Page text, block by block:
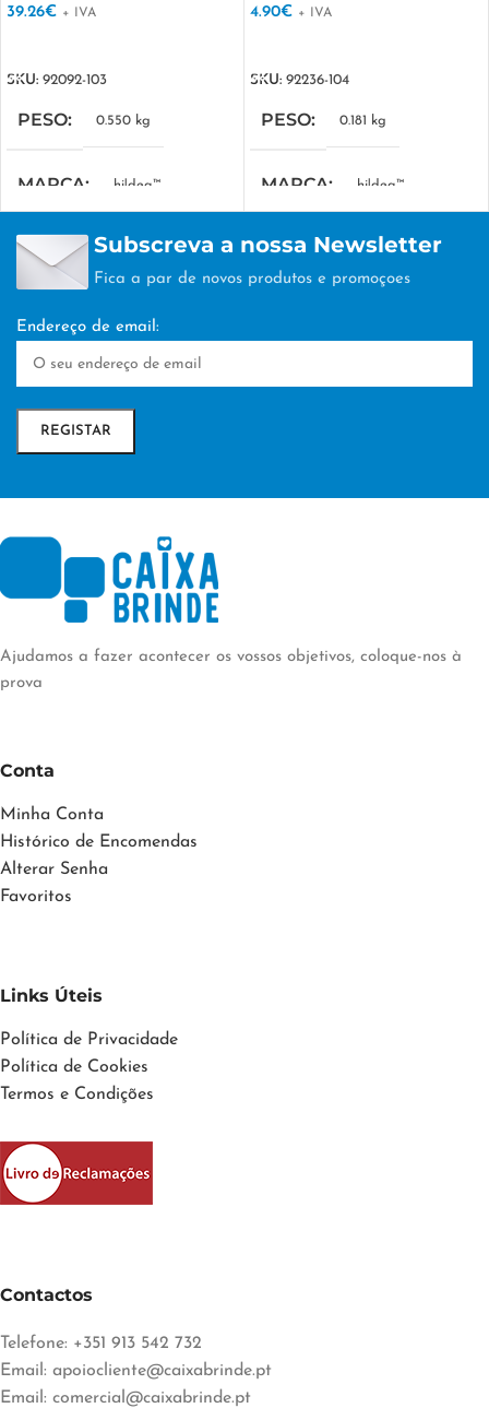
39.26€ + IVA
SKU: 92092-103
PESO 0.550 kg
MARCA hi!dea™
MEDIDA COMBINADA
EMBALAGEM nan
TÉCNICA DE
PERSONALIZAÇÃO
4.90€ + IVA
SKU: 92236-104
PESO 0.181 kg
MARCA hi!dea™
MEDIDA COMBINADA
Subscreva a nossa Newsletter
Fica a par de novos produtos e promoçoes
Endereço de email:
Ajudamos a fazer acontecer os vossos objetivos, coloque-nos à
prova
Conta
Minha Conta
Histórico de Encomendas
Alterar Senha
Favoritos
Links Úteis
Política de Privacidade
Política de Cookies
Termos e Condições
Contactos
Telefone: +351 913 542 732
Email: apoiocliente@caixabrinde.pt
Email: comercial@caixabrinde.pt